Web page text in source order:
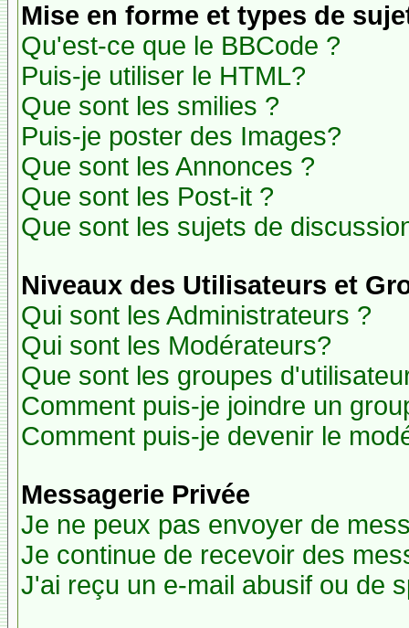
Mise en forme et types de
Qu'est-ce que le BBCode ?
Puis-je utiliser le HTML?
Que sont les smilies ?
Puis-je poster des Images?
Que sont les Annonces ?
Que sont les Post-it ?
Que sont les sujets de
Niveaux des Utilisateurs et
Qui sont les Administrateurs ?
Qui sont les Modérateurs?
Que sont les groupes
Comment puis-je joindre un
Comment puis-je devenir le
Messagerie Privée
Je ne peux pas envoyer de
Je continue de recevoir des
J'ai reçu un e-mail abusif ou de